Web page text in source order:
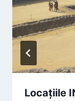
Locațiile